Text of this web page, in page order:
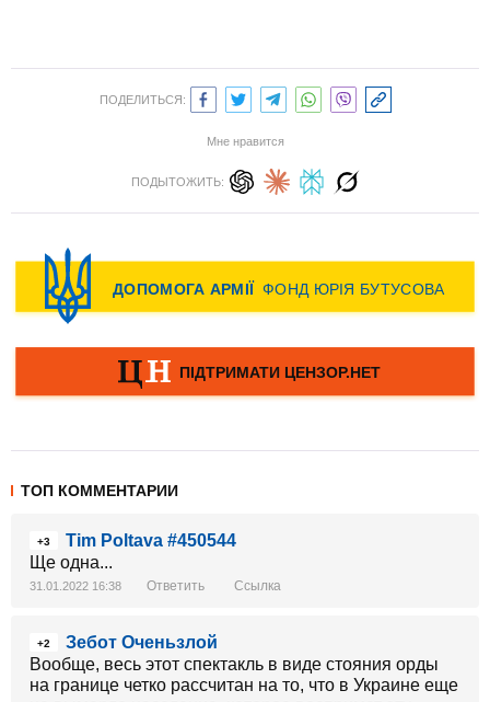
ПОДЕЛИТЬСЯ:
Мне нравится
ПОДЫТОЖИТЬ:
ТОП КОММЕНТАРИИ
+3
Tim Poltava #450544
Ще одна...
31.01.2022 16:38 Ответить Ссылка
+2
Зебот Оченьзлой
Вообще, весь этот спектакль в виде стояния орды
на границе четко рассчитан на то, что в Украине еще